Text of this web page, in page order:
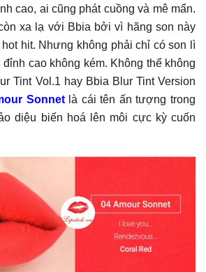
cao, ai cũng phát cuồng và mê mẩn.
xa lạ với Bbia bởi vì hãng son này
hit. Nhưng không phải chỉ có son lì
cao không kém. Không thể không
Tint Vol.1 hay Bbia Blur Tint Version
Sonnetlà cái tên ấn tượng trong
diệu biến hoá lên môi cực kỳ cuốn